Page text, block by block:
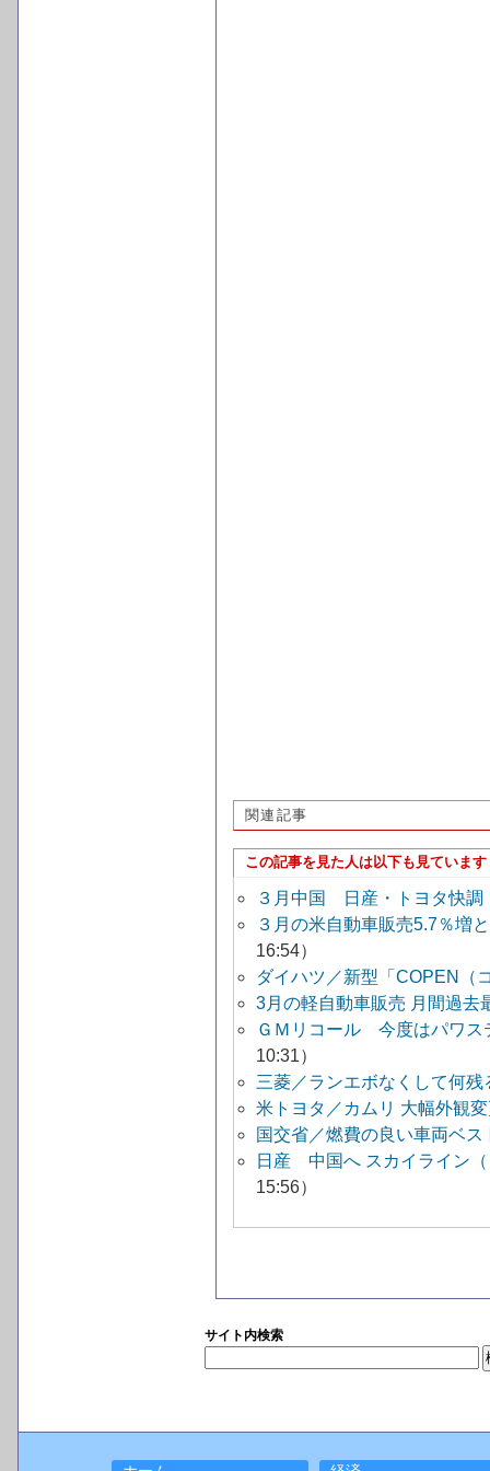
関連記事
この記事を見た人は以下も見ています
３月中国 日産・トヨタ快
３月の米自動車販売5.7％
16:54）
ダイハツ／新型「COPEN（
3月の軽自動車販売 月間過
ＧＭリコール 今度はパワ
10:31）
三菱／ランエボなくして何
米トヨタ／カムリ 大幅外観
国交省／燃費の良い車両ベ
日産 中国へ スカイライン
15:56）
サイト内検索